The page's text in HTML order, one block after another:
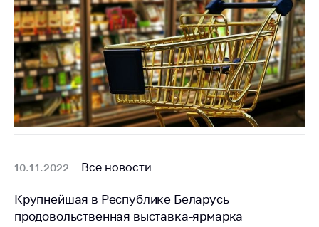
10.11.2022 Все новости
Крупнейшая в Республике Беларусь
продовольственная выставка-ярмарка